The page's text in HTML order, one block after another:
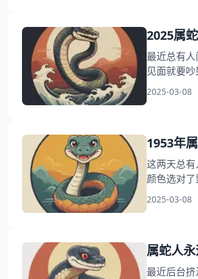
2025属
最近总有
见面就要
里啪啦但
案例 三、
2025-03-08
1953年
这两天总
颜色选对
系出现的
在岁月里
2025-03-08
属蛇人
最近后台